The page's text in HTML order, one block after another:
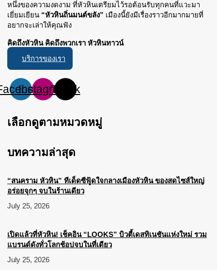
หนึ่งของความงดงาม ที่หัวหินเตรียมไว้รอต้อนรับทุกคนที่แวะมา
เยี่ยมเยียน “หัวหินถิ่นมนต์ขลัง” เมืองนี้ยังมีเรื่องราวอีกมากมายที่
อยากจะเล่าให้คุณฟัง
คิดถึงหัวหิน คิดถึงพวกเรา หัวหินทาวน์
บริการของเรา
InstagramTiktok
เลือกดูตามหมวดหมู่
บทความล่าสุด
“สนคราม หัวหิน” ทีเด็ดซีฟู้ดใจกลางเมืองหัวหิน ของสดไซส์ใหญ่
อร่อยจุกๆ จบในร้านเดียว
July 25, 2026
เปิดแล้วที่หัวหิน! เช็คอิน “LOOKS” บิวตี้เดสทิเนชันแห่งใหม่ รวม
แบรนด์ดังทั่วโลกช้อปจบในที่เดียว
July 25, 2026